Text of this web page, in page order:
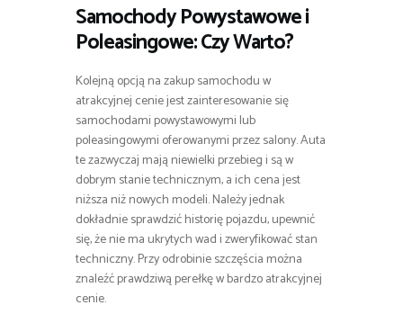
Samochody Powystawowe i
Poleasingowe: Czy Warto?
Kolejną opcją na zakup samochodu w
atrakcyjnej cenie jest zainteresowanie się
samochodami powystawowymi lub
poleasingowymi oferowanymi przez salony. Auta
te zazwyczaj mają niewielki przebieg i są w
dobrym stanie technicznym, a ich cena jest
niższa niż nowych modeli. Należy jednak
dokładnie sprawdzić historię pojazdu, upewnić
się, że nie ma ukrytych wad i zweryfikować stan
techniczny. Przy odrobinie szczęścia można
znaleźć prawdziwą perełkę w bardzo atrakcyjnej
cenie.